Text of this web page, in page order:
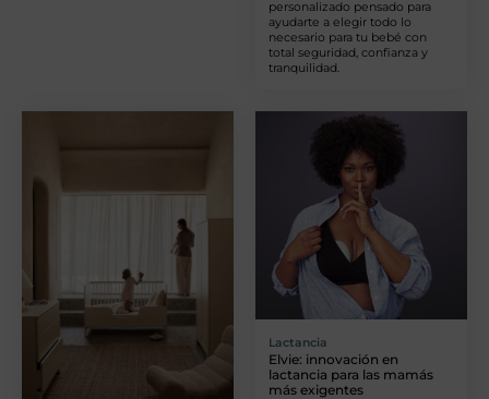
personalizado pensado para
ayudarte a elegir todo lo
necesario para tu bebé con
total seguridad, confianza y
tranquilidad.
Lactancia
Elvie: innovación en
lactancia para las mamás
más exigentes